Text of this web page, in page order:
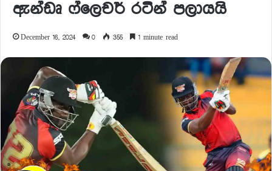
ඇන්ඩෘ ෆ්ලෙචර් රටින් පලායයි
December 16, 2024 0 355 1 minute read